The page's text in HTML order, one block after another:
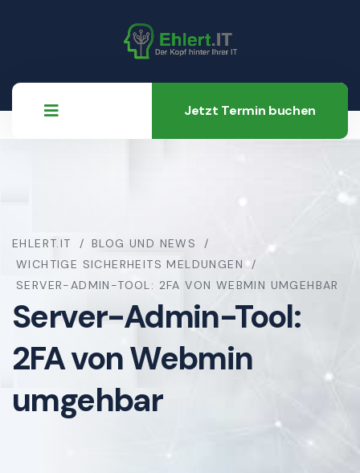
Jetzt Termin buchen
EHLERT.IT
BLOG UND NEWS
WICHTIGE SICHERHEITS MELDUNGEN
SERVER-ADMIN-TOOL: 2FA VON WEBMIN UMGEHBAR
Server-Admin-Tool:
2FA von Webmin
umgehbar